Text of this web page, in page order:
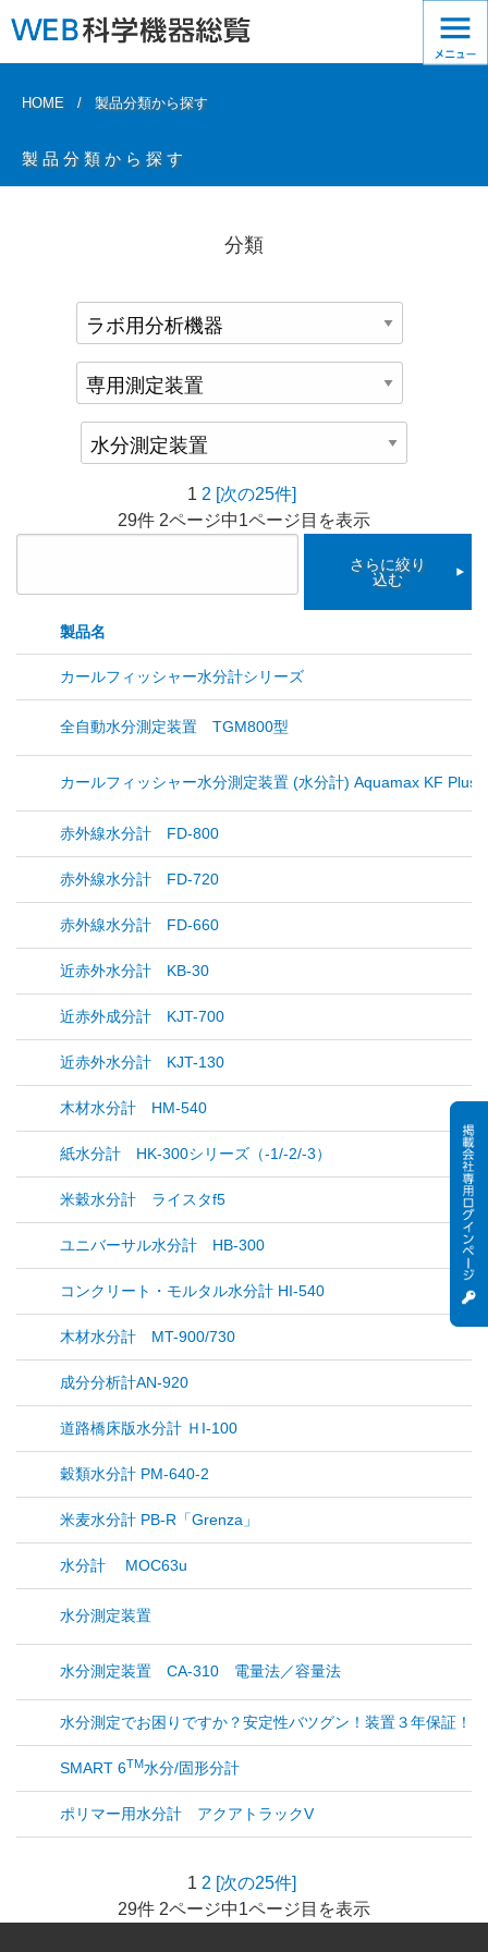
HOME 製品分類から探す
製品分類から探す
分類
1 2 [次の25件]
29件 2ページ中1ページ目を表示
さらに絞り
込む
製品名
カールフィッシャー水分計シリーズ
全自動水分測定装置 TGM800型
カールフィッシャー水分測定装置 (水分計) Aquamax KF Plus
赤外線水分計 FD-800
赤外線水分計 FD-720
赤外線水分計 FD-660
近赤外水分計 KB-30
近赤外成分計 KJT-700
近赤外水分計 KJT-130
木材水分計 HM-540
紙水分計 HK-300シリーズ（-1/-2/-3）
米穀水分計 ライスタf5
ユニバーサル水分計 HB-300
コンクリート・モルタル水分計 HI-540
木材水分計 MT-900/730
成分分析計AN-920
道路橋床版水分計 ＨI-100
穀類水分計 PM-640-2
米麦水分計 PB-R「Grenza」
水分計 MOC63u
水分測定装置
水分測定装置 CA-310 電量法／容量法
水分測定でお困りですか？安定性バツグン！装置３年保証！
SMART 6TM水分/固形分計
ポリマー用水分計 アクアトラックV
1 2 [次の25件]
29件 2ページ中1ページ目を表示